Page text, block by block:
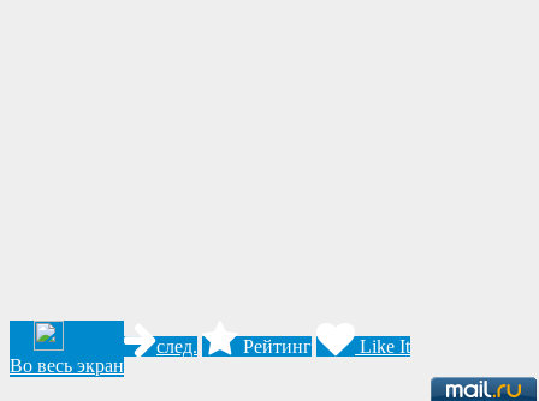
след. Рейтинг
Like It
Во весь экран